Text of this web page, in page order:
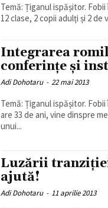
Temă: Țiganul ispășitor. Fobii în mizeria lumii
12 clase, 2 copii adulți și 2 de
Integrarea
conferinţe şi
Adi Dohotaru - 22 mai 2013
Temă: Țiganul ispășitor. Fobii în mizeria lumii
are 33 de ani, vine dinspre
unui...
Luzării
ajută!
Adi Dohotaru - 11 aprilie 2013